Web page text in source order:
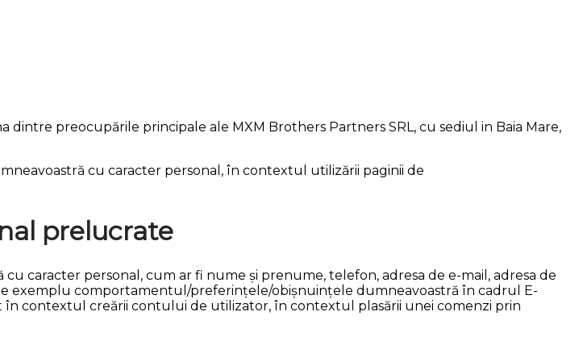
preocupările principale ale MXM Brothers Partners SRL, cu sediul in Baia Mare,
cu caracter personal, în contextul utilizării paginii de
prelucrate
caracter personal, cum ar fi nume şi prenume, telefon, adresa de e-mail, adresa de
exemplu comportamentul/preferințele/obișnuințele dumneavoastră în cadrul E-
contextul creării contului de utilizator, în contextul plasării unei comenzi prin